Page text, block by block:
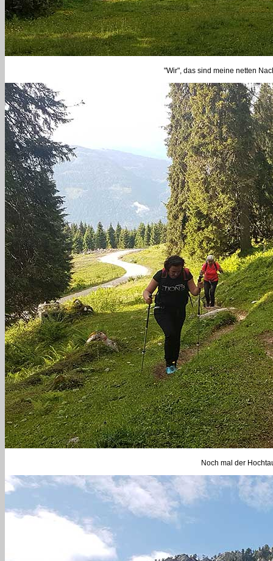
"Wir", das sind meine netten
Noch mal der